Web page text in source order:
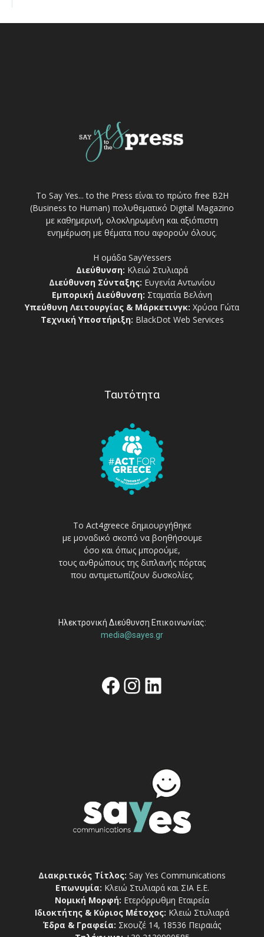
Το Say Yes... to the Press είναι το πρώτο free Β2Η
(Business to Human) πολυθεματικό Digital Magazino
με καθημερινή, ολοκληρωμένη και αξιόπιστη
ενημέρωση με θέματα που αφορούν όλους.
Η ομάδα SayYessers
Διεύθυνση: Κλειώ Στυλιαρά
Διεύθυνση Σύνταξης: Ευγενία Αντωνίου
Εμπορική Διεύθυνση: Σταματία Βελάνη
Υπεύθυνη Λειτουργίας & Μάρκετινγκ: Χρύσα Γώτα
Τεχνική Υποστήριξη: BlackDot Web Services
Ταυτότητα
Το Act4greece δημιουργήθηκε
με μοναδικό σκοπό να βοηθήσουμε
όσο και όπως μπορούμε,
τους ανθρώπους της διπλανής πόρτας
που αντιμετωπίζουν δυσκολίες.
Ηλεκτρονική Διεύθυνση Επικοινωνίας:
media@sayes.gr
Facebook
Instagram
Linkedin
Διακριτικός Τίτλος: Say Yes Communications
Επωνυμία: Κλειώ Στυλιαρά και ΣΙΑ Ε.Ε.
Νομική Μορφή: Ετερόρρυθμη Εταιρεία
Ιδιοκτήτης & Κύριος Μέτοχος: Κλειώ Στυλιαρά
Έδρα & Γραφεία: Σκουζέ 14, 18536 Πειραιάς